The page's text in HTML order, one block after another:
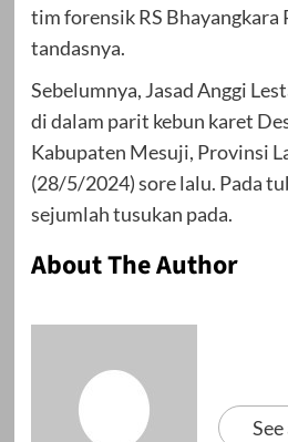
tim forensik RS Bhayangkara
tandasnya.
Sebelumnya, Jasad Anggi
di dalam parit kebun karet
Kabupaten Mesuji, Provinsi
(28/5/2024) sore lalu. Pada
sejumlah tusukan pada.
About The Author